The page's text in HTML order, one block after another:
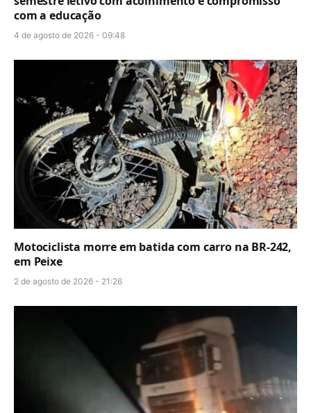
com a educação
4 de agosto de 2026 - 09:48
Motociclista morre em batida com carro na BR-242,
em Peixe
2 de agosto de 2026 - 21:26